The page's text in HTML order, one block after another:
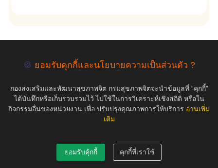
empty
COPYRIGHT ©2019 สุขภาพใจ.com สงวนลิขสิทธิ์.
🍪 ยอมรับคุกกี้และนโยบายความเป็นส่วนตัว ?
กองส่งเสริมและพัฒนาสุขภาพจิต กรมสุขภาพจิตจะนำข้อมูลที่ “คุกกี้”
ได้บันทึกหรือเก็บรวบรวมไว้ ไปใช้ในการวิเคราะห์เชิงสถิติ หรือใน
กิจกรรมอื่นของหน่วยงาน เพื่อ ปรับปรุงคุณภาพการให้บริการ อ่านเพิ่ม
เติม
ยอมรับคุ้กกี้ คุกกี้ที่เราใช้